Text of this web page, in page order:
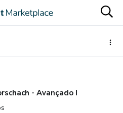
- Avançado I